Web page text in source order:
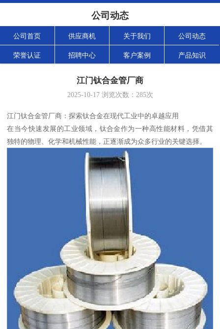
公司动态
公司首页 供应商机 关于我们 公司动态
荣誉认证 招聘中心 客户案例 产品知识
江门钛合金管厂商
2025-10-17浏览次数： 285次
江门钛合金管厂商：探索钛合金在现代工业中的卓越应用
在当今快速发展的工业领域，钛合金作为一种高性能材料，凭借其
独特的物理、化学和机械性能，正逐渐成为众多行业的关键选择。